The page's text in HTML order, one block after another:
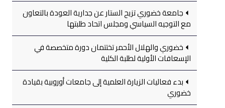
جامعة خضوري تزيح الستار عن جدارية العودة بالتعاون
مع التوجيه السياسي ومجلس اتحاد طلبتها
خضوري والهلال الأحمر تختتمان دورة متخصصة في
الإسعافات الأولية لطلبة الكلية
بدء فعاليات الزيارة العلمية إلى جامعات أوروبية بقيادة
خضوري